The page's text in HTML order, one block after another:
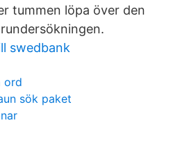
tummen löpa över den
swedbank
ord
sök paket